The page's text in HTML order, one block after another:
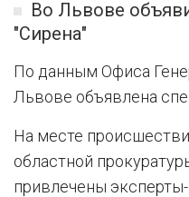
Во Львове
"Сирена"
По данным Офиса
Львове объявлена
На месте
областной
привлечены